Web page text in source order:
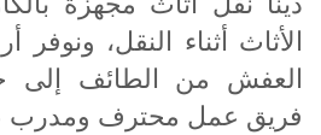
الأثاث أثناء النقل، ونوفر
العفش من الطائف
فريق عمل محترف ومدرب